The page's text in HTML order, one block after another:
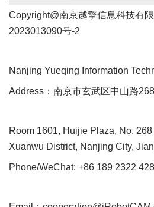
Copyright@南京越擎信息科技有限
2023013090号-2
Nanjing Yueqing Information
Address：南京市玄武区中山路268
Room 1601, Huijie Plaza, No.
Xuanwu District, Nanjing City,
Phone/WeChat: +86 189 2322